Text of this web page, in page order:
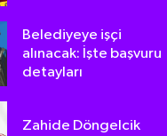
Belediyeye işçi
alınacak: İşte başvuru
detayları
Zahide Döngelcik